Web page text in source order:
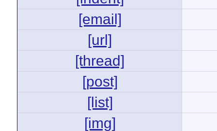
[email]
[url]
[thread]
[post]
[list]
[img]